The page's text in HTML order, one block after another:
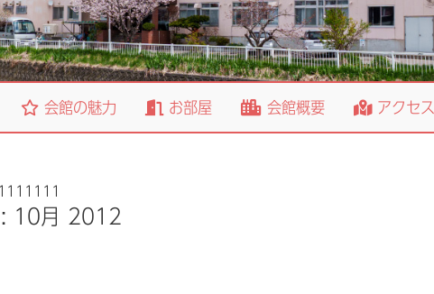
会館の魅力 お部屋 会館概要 アクセス
10月 2012